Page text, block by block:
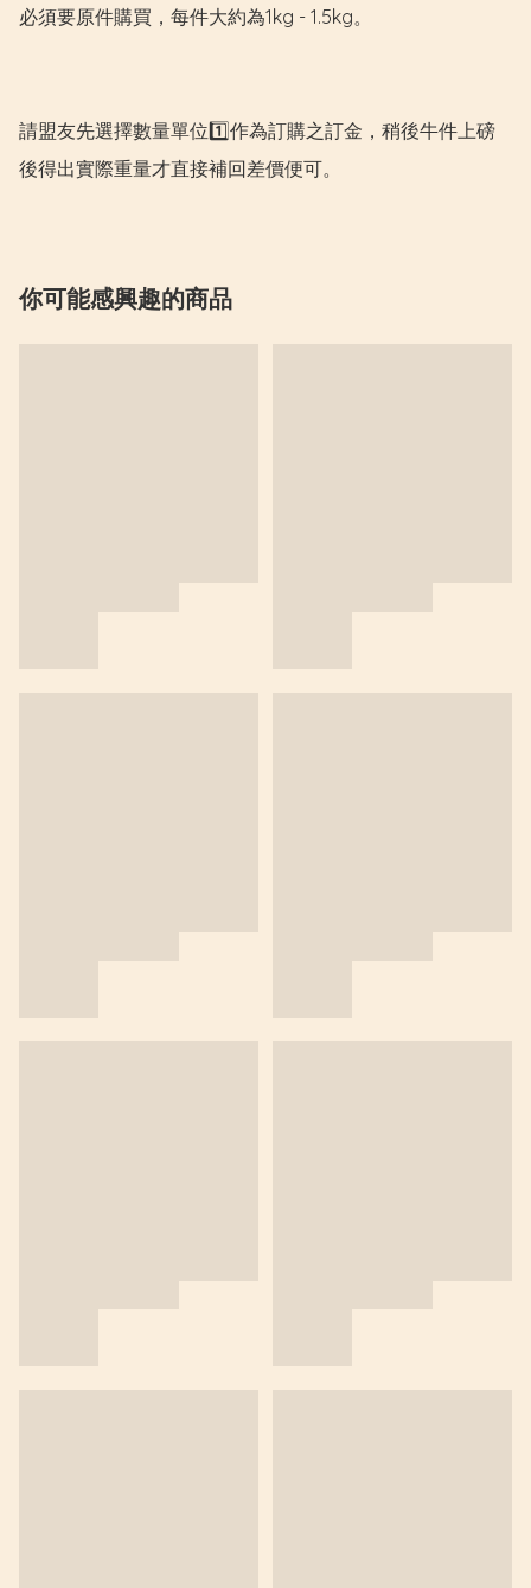
必須要原件購買，每件大約為1kg - 1.5kg。
請盟友先選擇數量單位1️⃣作為訂購之訂金，稍後牛件上磅
後得出實際重量才直接補回差價便可。
你可能感興趣的商品